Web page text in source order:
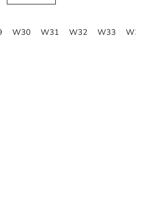
W30 W31 W32 W33